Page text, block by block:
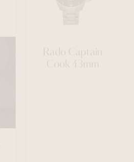
Rado Captain
Cook 43mm